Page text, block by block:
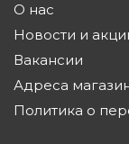
О нас
Новости и
Вакансии
Адреса
Политика о